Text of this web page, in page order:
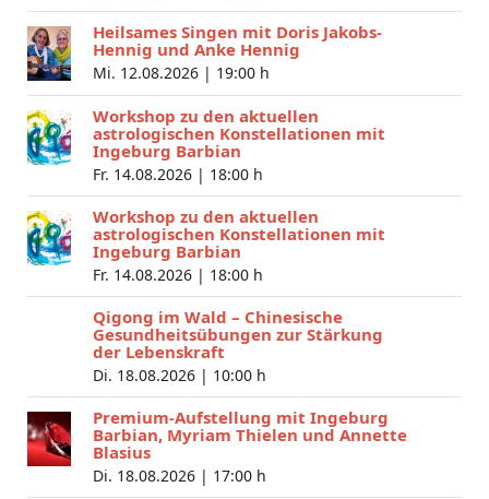
Heilsames Singen mit Doris Jakobs-
Hennig und Anke Hennig
Mi. 12.08.2026 | 19:00 h
Workshop zu den aktuellen
astrologischen Konstellationen mit
Ingeburg Barbian
Fr. 14.08.2026 | 18:00 h
Workshop zu den aktuellen
astrologischen Konstellationen mit
Ingeburg Barbian
Fr. 14.08.2026 | 18:00 h
Qigong im Wald – Chinesische
Gesundheitsübungen zur Stärkung
der Lebenskraft
Di. 18.08.2026 | 10:00 h
Premium-Aufstellung mit Ingeburg
Barbian, Myriam Thielen und Annette
Blasius
Di. 18.08.2026 | 17:00 h